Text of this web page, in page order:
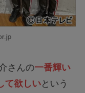
さんの一番輝い
て欲しいという